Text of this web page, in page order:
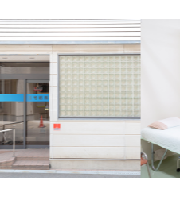
Previous